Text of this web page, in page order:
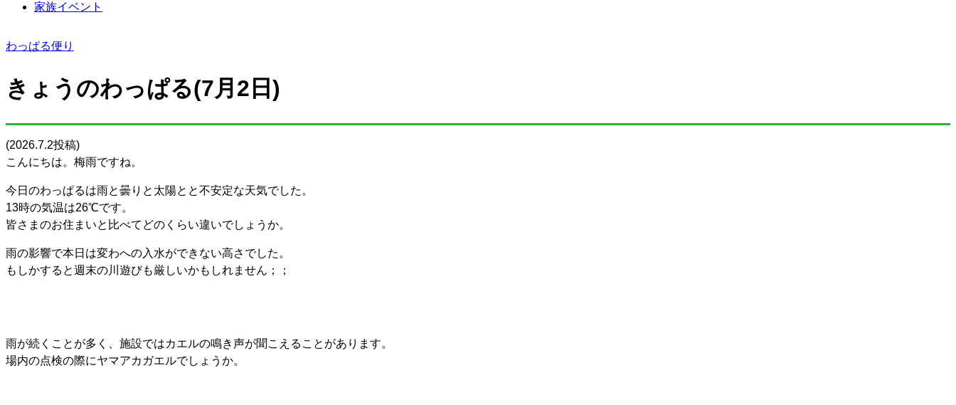
家族イベント
わっぱる便り
きょうのわっぱる(7月2日)
(2026.7.2投稿)
こんにちは。梅雨ですね。
今日のわっぱるは雨と曇りと太陽とと不安定な天気でした。
13時の気温は26℃です。
皆さまのお住まいと比べてどのくらい違いでしょうか。
雨の影響で本日は変わへの入水ができない高さでした。
もしかすると週末の川遊びも厳しいかもしれません；；
雨が続くことが多く、施設ではカエルの鳴き声が聞こえることがあります。
場内の点検の際にヤマアカガエルでしょうか。